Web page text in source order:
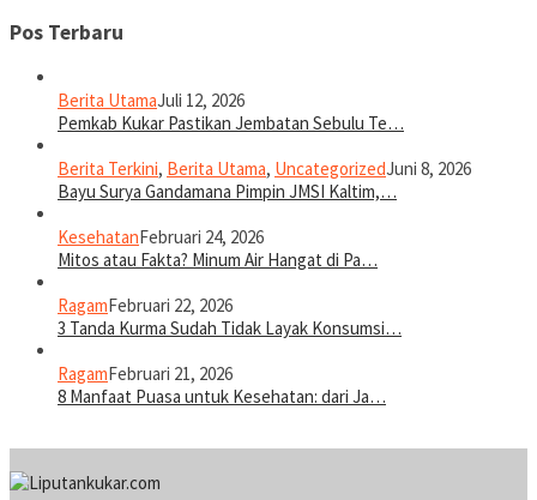
Pos Terbaru
Berita UtamaJuli 12, 2026
Pemkab Kukar Pastikan Jembatan Sebulu Te…
Berita Terkini, Berita Utama, UncategorizedJuni 8, 2026
Bayu Surya Gandamana Pimpin JMSI Kaltim,…
KesehatanFebruari 24, 2026
Mitos atau Fakta? Minum Air Hangat di Pa…
RagamFebruari 22, 2026
3 Tanda Kurma Sudah Tidak Layak Konsumsi…
RagamFebruari 21, 2026
8 Manfaat Puasa untuk Kesehatan: dari Ja…